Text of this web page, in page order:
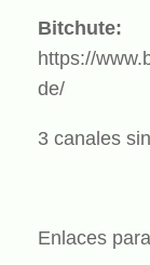
Bitchute:
https://
de/
3 canales
Enlaces